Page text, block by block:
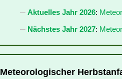
Aktuelles Jahr 2026:
Nächstes Jahr 2027:
Meteorologischer